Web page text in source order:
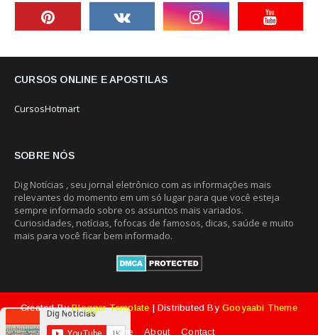
CURSOS ONLINE E APOSTILAS
CursosHotmart
SOBRE NÓS
Dig Notícias , seu jornal eletrônico com as informações mais
relevantes do momento em um só lugar para que você esteja
sempre informado sobre os assuntos mais variados.
Curiosidades, notícias, fofocas de famosos, dicas, saúde e muito
mais para você ficar bem informado.
Created ByBlogger Template | Distributed ByGooyaabi Theme
Home About Contact